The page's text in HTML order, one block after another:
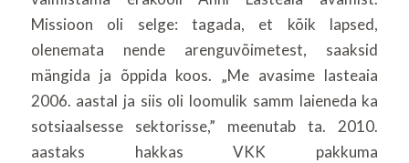
Missioon oli selge: tagada, et kõik lapsed,
olenemata nende arenguvõimetest, saaksid
mängida ja õppida koos. „Me avasime lasteaia
2006. aastal ja siis oli loomulik samm laieneda ka
sotsiaalsesse sektorisse,” meenutab ta. 2010.
aastaks hakkas VKK pakkuma